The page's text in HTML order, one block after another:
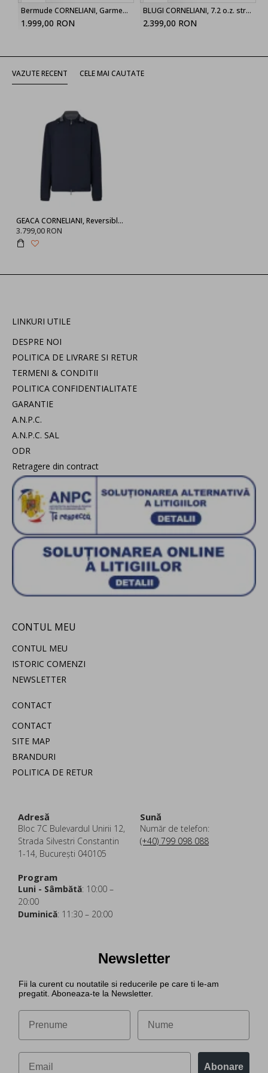
Bermude CORNELIANI, Garment-dyed light green
1.999,00 RON
BLUGI CORNELIANI, 7.2 o.z. stretch denim jeans, Blue
2.399,00 RON
VAZUTE RECENT CELE MAI CAUTATE
GEACA CORNELIANI, Reversible, Rain Design, Grey, Navy Blue
3.799,00 RON
LINKURI UTILE
DESPRE NOI
POLITICA DE LIVRARE SI RETUR
TERMENI & CONDITII
POLITICA CONFIDENTIALITATE
GARANTIE
A.N.P.C.
A.N.P.C. SAL
ODR
Retragere din contract
CONTUL MEU
CONTUL MEU
ISTORIC COMENZI
NEWSLETTER
CONTACT
CONTACT
SITE MAP
BRANDURI
POLITICA DE RETUR
Adresă
Bloc 7C Bulevardul Unirii 12,
Strada Silvestri Constantin
1-14, București 040105
Sună
Număr de telefon:
(+40) 799 098 088
Program
Luni - Sâmbătă: 10:00 –
20:00
Duminică: 11:30 – 20:00
Newsletter
Fii la curent cu noutatile si reducerile pe care ti le-am
pregatit. Aboneaza-te la Newsletter.
Abonare